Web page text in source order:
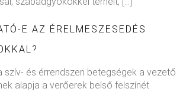
E AZ ÉRELMESZESEDÉS
szív- és érrendszeri betegségek a vezető
alapja a verőerek belső felszínét